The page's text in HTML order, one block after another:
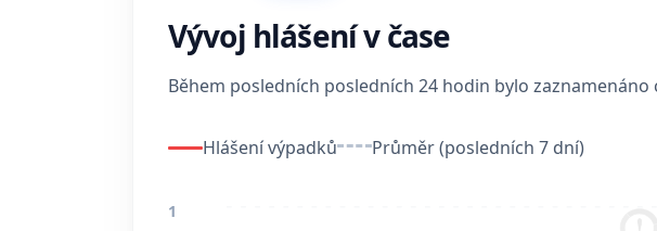
Vývoj hlášení v čase
Během posledních posledních 24 hodin bylo zaznamenáno
Hlášení výpadků Průměr (posledních 7 dní)
1